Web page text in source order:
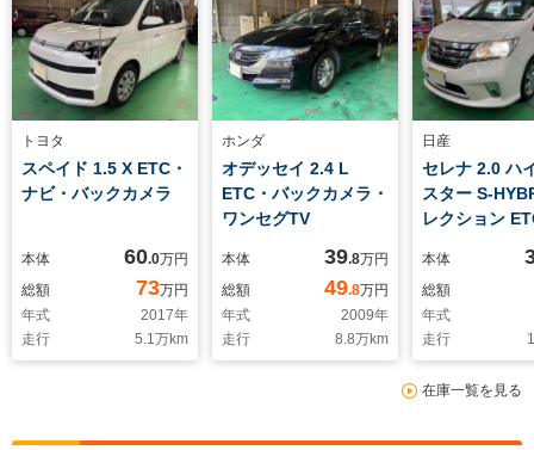
トヨタ
スペイド 1.5 X ETC・
ナビ・バックカメラ
本体 60.0万円
総額
73万円
年式
2017年
走行
5.1万km
ホンダ
オデッセイ 2.4 L
ETC・バックカメラ・
ワンセグTV
本体 39.8万円
総額
49.8万円
年式
2009年
走行
8.8万km
日産
セレナ 2.0 ハ
スター S-
レクション
ター・ドラレ
本体
総額
年式
走行
在庫一覧を見る